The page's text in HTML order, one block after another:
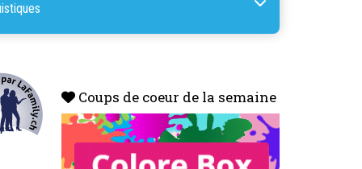
Coups de coeur de la semaine